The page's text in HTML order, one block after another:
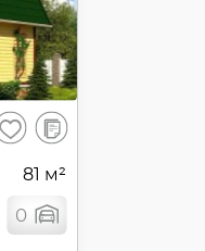
В
сравнение
81 м²
0